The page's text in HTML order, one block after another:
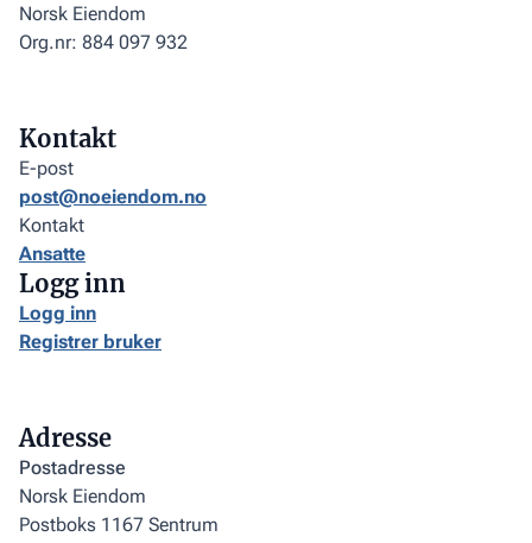
Norsk Eiendom
Org.nr: 884 097 932
Kontakt
E-post
post@noeiendom.no
Kontakt
Ansatte
Logg inn
Logg inn
Registrer bruker
Adresse
Postadresse
Norsk Eiendom
Postboks 1167 Sentrum